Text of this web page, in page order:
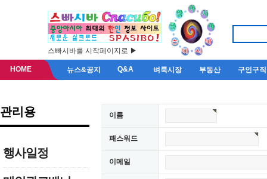
스빠시바를 시작페이지로 ▶
HOME 뉴스&공지 Q&A 벼룩시장 부동산 구인구직
관리용
행사일정
이름
패스워드
이메일